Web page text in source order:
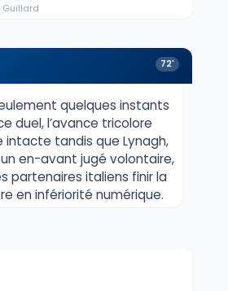
Guillard
72'
quelques instants
duel, l’avance tricolore
intacte tandis que Lynagh,
en-avant jugé volontaire,
partenaires italiens finir la
en infériorité numérique.